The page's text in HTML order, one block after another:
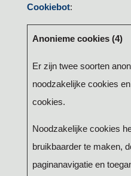
Cookiebot:
Anonieme cookies (4)
Er zijn twee soorten
noodzakelijke cookies
cookies.
Noodzakelijke cookies
bruikbaarder te maken,
paginanavigatie en